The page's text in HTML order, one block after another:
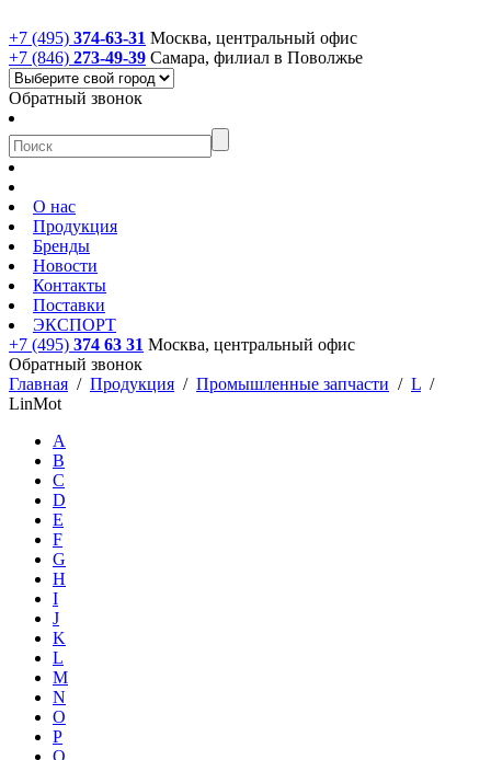
+7 (495) 374-63-31 Москва, центральный офис
+7 (846) 273-49-39 Самара, филиал в Поволжье
Обратный звонок
О нас
Продукция
Бренды
Новости
Контакты
Поставки
ЭКСПОРТ
+7 (495) 374 63 31 Москва, центральный офис
Обратный звонок
Главная / Продукция / Промышленные запчасти / L /
LinMot
A
B
C
D
E
F
G
H
I
J
K
L
M
N
O
P
Q